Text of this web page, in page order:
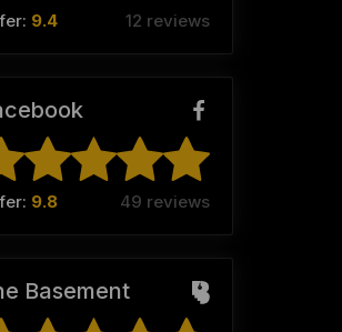
9.4 12 reviews
9.8 49 reviews
Basement